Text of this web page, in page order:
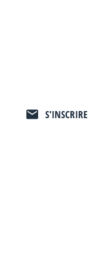
S'INSCRIRE